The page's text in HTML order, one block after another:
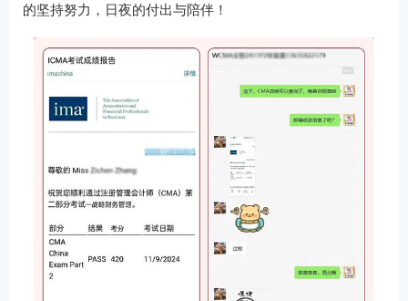
的坚持努力，日夜的付出与陪伴！